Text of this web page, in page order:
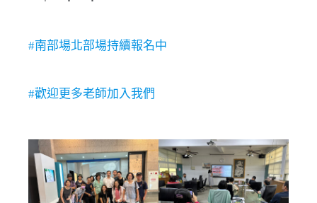
#南部場北部場持續報名中
#歡迎更多老師加入我們